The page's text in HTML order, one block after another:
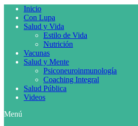
Inicio
Con Lupa
Salud y Vida
Estilo de Vida
Nutrición
Vacunas
Salud y Mente
Psiconeuroinmunología
Coaching Integral
Salud Pública
Videos
Menú